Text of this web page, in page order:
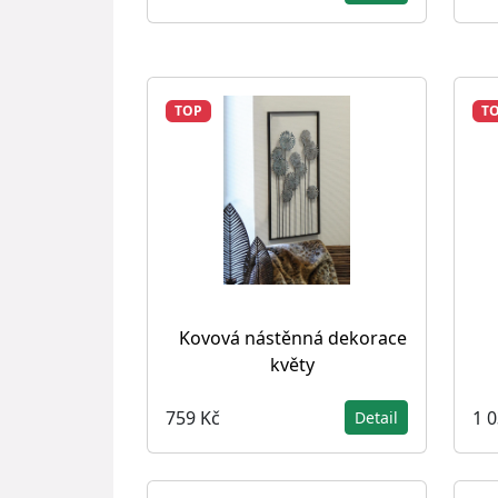
TOP
Kovová nástěnná dekorace
květy
759 Kč Detail 1